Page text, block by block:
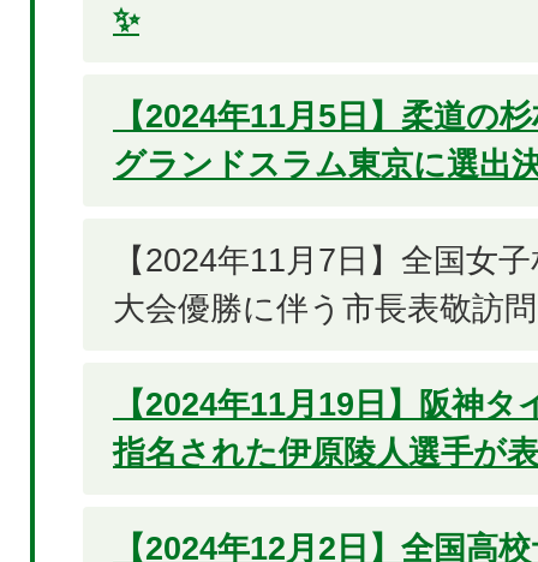
✨
【2024年11月5日】柔道の
グランドスラム東京に選出
【2024年11月7日】全国女
大会優勝に伴う市長表敬訪問
【2024年11月19日】阪神
指名された伊原陵人選手が
【2024年12月2日】全国高